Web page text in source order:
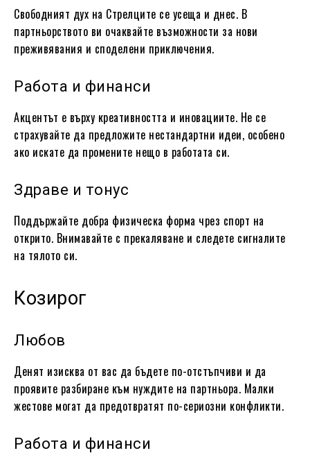
Свободният дух на Стрелците се усеща и днес. В
партньорството ви очаквайте възможности за нови
преживявания и споделени приключения.
Работа и финанси
Акцентът е върху креативността и иновациите. Не се
страхувайте да предложите нестандартни идеи, особено
ако искате да промените нещо в работата си.
Здраве и тонус
Поддържайте добра физическа форма чрез спорт на
открито. Внимавайте с прекаляване и следете сигналите
на тялото си.
Козирог
Любов
Денят изисква от вас да бъдете по-отстъпчиви и да
проявите разбиране към нуждите на партньора. Малки
жестове могат да предотвратят по-сериозни конфликти.
Работа и финанси